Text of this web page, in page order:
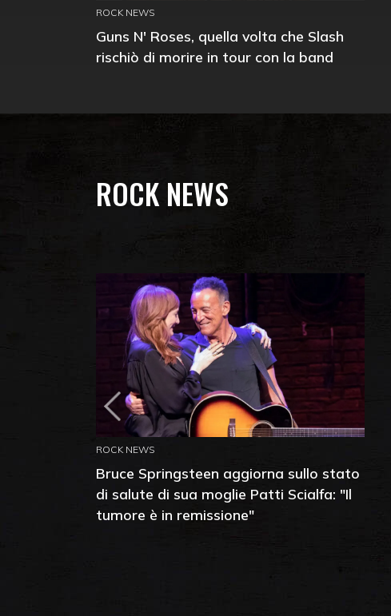
ROCK NEWS
Guns N' Roses, quella volta che Slash
rischiò di morire in tour con la band
ROCK NEWS
ROCK NEWS
Bruce Springsteen aggiorna sullo stato
di salute di sua moglie Patti Scialfa: "Il
tumore è in remissione"